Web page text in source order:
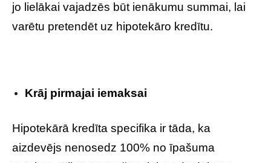
jo lielākai vajadzēs būt ienākumu summai, lai
varētu pretendēt uz hipotekāro kredītu.
Krāj pirmajai iemaksai
Hipotekārā kredīta specifika ir tāda, ka
aizdevējs nenosedz 100% no īpašuma